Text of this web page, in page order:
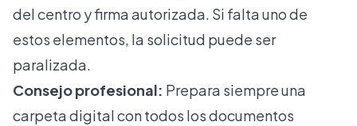
del centro y firma autorizada. Si falta uno de
estos elementos, la solicitud puede ser
paralizada.
Consejo profesional: Prepara siempre una
carpeta digital con todos los documentos